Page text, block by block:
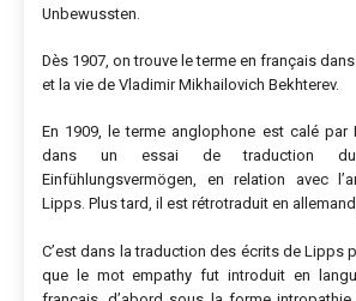
Unbewussten.
Dès 1907, on trouve le terme en français
et la vie de Vladimir Mikhailovich Bekhterev.
En 1909, le terme anglophone est calé par
dans un essai de traduction
Einfühlungsvermögen, en relation avec
Lipps. Plus tard, il est rétrotraduit en
C’est dans la traduction des écrits de Lipps
que le mot empathy fut introduit en